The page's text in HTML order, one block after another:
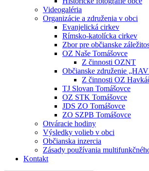
Videogaléria
Organizácie a združenia v obci
Evanjelická cirkev
Rímsko-katolícka cirkev
Zbor pre občianske
OZ Naše Tomášovce
Z činnosti OZNT
Občianske združenie
Z činnosti OZ
TJ Slovan Tomášovce
OZ STK Tomášovce
JDS ZO Tomášovce
ZO SZPB Tomášovce
Otváracie hodiny
Výsledky volieb v obci
Občianska inzercia
Zásady používania
Kontakt